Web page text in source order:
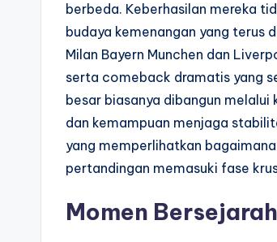
berbeda. Keberhasilan mereka
budaya kemenangan yang terus
Milan Bayern Munchen dan
serta comeback dramatis yang
besar biasanya dibangun
dan kemampuan menjaga
yang memperlihatkan
pertandingan memasuki fase
Momen